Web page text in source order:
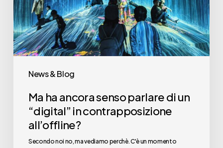
News & Blog
di
un
“digital”
in
all’offline?
Ma ha ancora senso parlare di un
“digital” in contrapposizione
all’offline?
Secondo noi no, ma vediamo perchè. C'è un momento